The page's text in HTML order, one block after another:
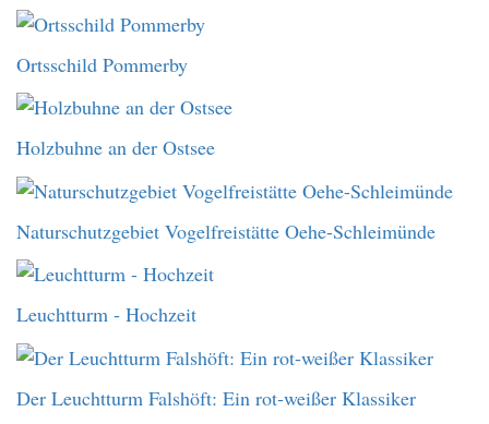
Ortsschild Pommerby
Holzbuhne an der Ostsee
Naturschutzgebiet Vogelfreistätte Oehe-Schleimünde
Leuchtturm - Hochzeit
Der Leuchtturm Falshöft: Ein rot-weißer Klassiker